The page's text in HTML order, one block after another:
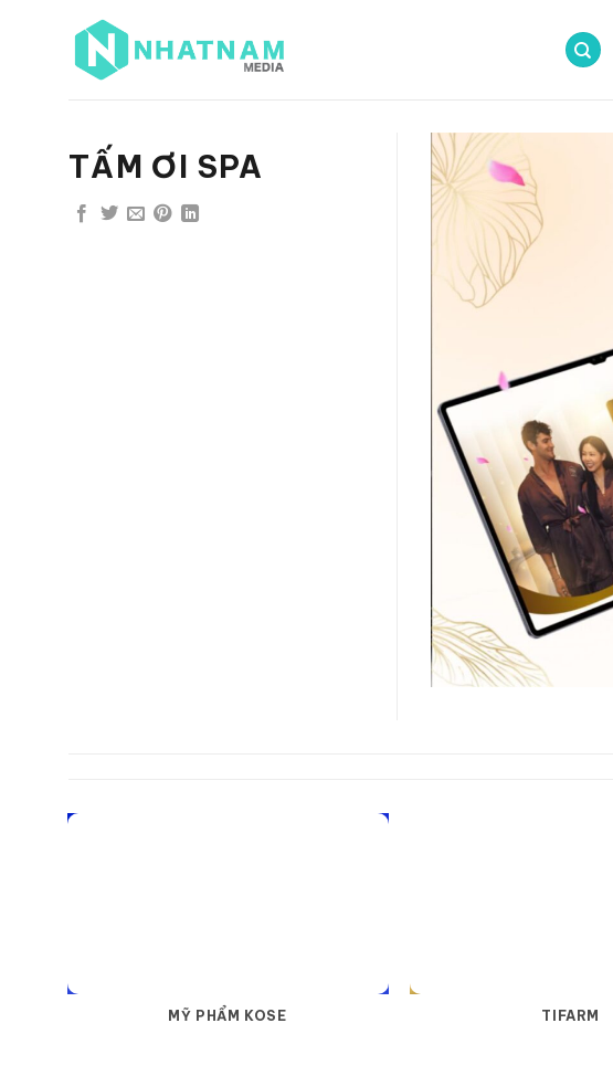
TẤM ƠI SPA
MỸ PHẨM KOSE TIFARM